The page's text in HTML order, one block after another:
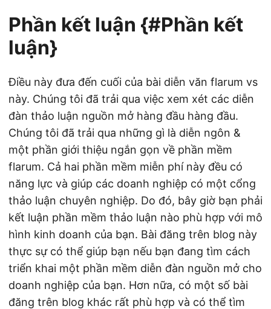
Phần kết luận {#Phần kết
luận}
Điều này đưa đến cuối của bài diễn văn flarum vs
này. Chúng tôi đã trải qua việc xem xét các diễn
đàn thảo luận nguồn mở hàng đầu hàng đầu.
Chúng tôi đã trải qua những gì là diễn ngôn &
một phần giới thiệu ngắn gọn về phần mềm
flarum. Cả hai phần mềm miễn phí này đều có
năng lực và giúp các doanh nghiệp có một cổng
thảo luận chuyên nghiệp. Do đó, bây giờ bạn phải
kết luận phần mềm thảo luận nào phù hợp với mô
hình kinh doanh của bạn. Bài đăng trên blog này
thực sự có thể giúp bạn nếu bạn đang tìm cách
triển khai một phần mềm diễn đàn nguồn mở cho
doanh nghiệp của bạn. Hơn nữa, có một số bài
đăng trên blog khác rất phù hợp và có thể tìm